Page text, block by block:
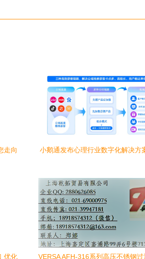
走向
小鹅通发布心理行业数字化解决方
优化
VERSA AFH-316系列高压不锈钢